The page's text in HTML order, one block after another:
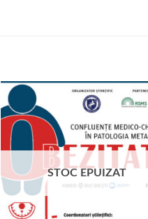
STOC EPUIZAT